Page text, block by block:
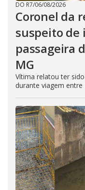
DO R7/06/08/2026
Coronel da
suspeito
passageira
MG
Vítima relatou ter
durante viagem